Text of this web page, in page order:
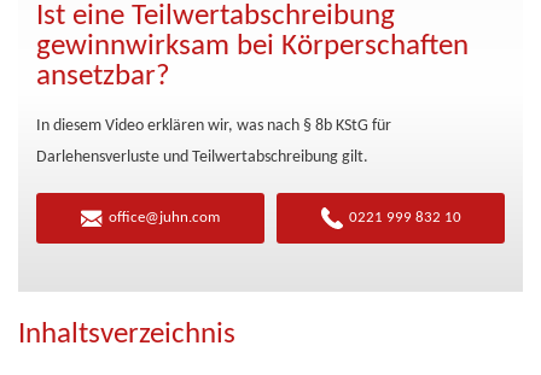
Ist eine Teilwertabschreibung
gewinnwirksam bei Körperschaften
ansetzbar?
In diesem Video erklären wir, was nach § 8b KStG für
Darlehensverluste und Teilwertabschreibung gilt.
office@juhn.com 0221 999 832 10
Inhaltsverzeichnis